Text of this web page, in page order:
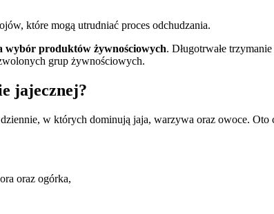
które mogą utrudniać proces odchudzania.
wybór produktów żywnościowych. Długotrwałe
grup żywnościowych.
jajecznej?
dziennie, w których dominują jaja, warzywa oraz owoce.
oraz ogórka,